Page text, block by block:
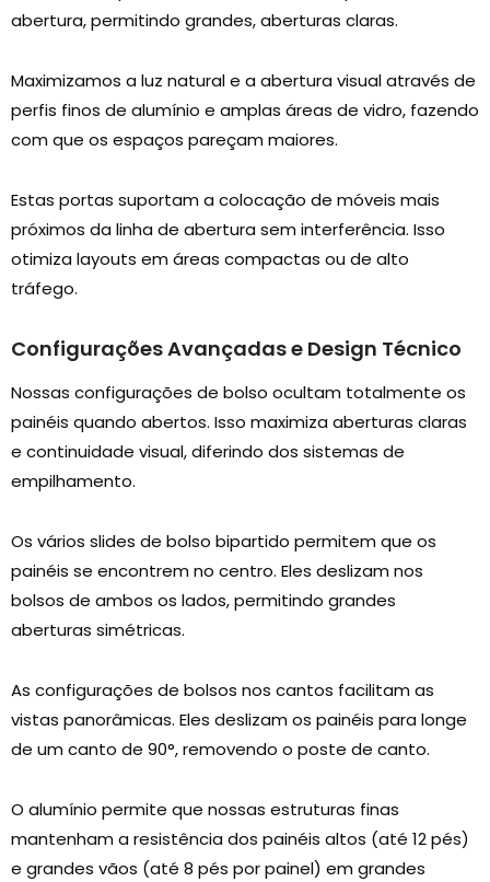
abertura, permitindo grandes, aberturas claras.
Maximizamos a luz natural e a abertura visual através de
perfis finos de alumínio e amplas áreas de vidro, fazendo
com que os espaços pareçam maiores.
Estas portas suportam a colocação de móveis mais
próximos da linha de abertura sem interferência. Isso
otimiza layouts em áreas compactas ou de alto
tráfego.
Configurações Avançadas e Design Técnico
Nossas configurações de bolso ocultam totalmente os
painéis quando abertos. Isso maximiza aberturas claras
e continuidade visual, diferindo dos sistemas de
empilhamento.
Os vários slides de bolso bipartido permitem que os
painéis se encontrem no centro. Eles deslizam nos
bolsos de ambos os lados, permitindo grandes
aberturas simétricas.
As configurações de bolsos nos cantos facilitam as
vistas panorâmicas. Eles deslizam os painéis para longe
de um canto de 90°, removendo o poste de canto.
O alumínio permite que nossas estruturas finas
mantenham a resistência dos painéis altos (até 12 pés)
e grandes vãos (até 8 pés por painel) em grandes